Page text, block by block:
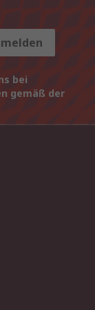
bei
gemäß der